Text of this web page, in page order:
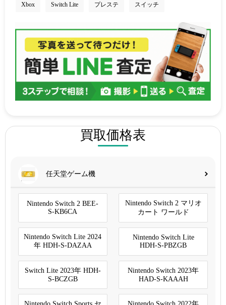
Xbox Switch Lite プレステ スイッチ
買取価格表
任天堂ゲーム機
Nintendo Switch 2 BEE-
S-KB6CA
Nintendo Switch 2 マリオ
カート ワールド
Nintendo Switch Lite 2024
年 HDH-S-DAZAA
Nintendo Switch Lite
HDH-S-PBZGB
Switch Lite 2023年 HDH-
S-BCZGB
Nintendo Switch 2023年
HAD-S-KAAAH